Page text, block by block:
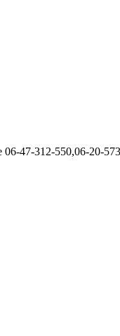
06-47-312-550,06-20-